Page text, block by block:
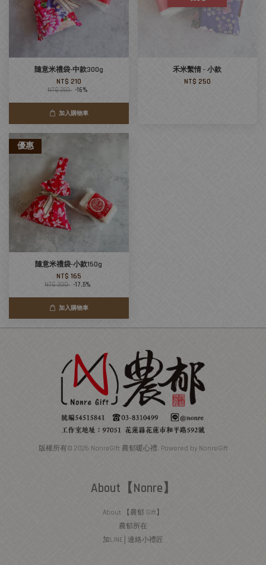
隨意米禮袋-中款300g
NT$ 210
NT$ 250 -16%
加入購物車
禾米繫情 - 小款
NT$ 250
優惠
隨意米禮袋-小款150g
NT$ 165
NT$ 200 -17.5%
加入購物車
版權所有© 2026 NonreGift 農郁暖心禮. Powered by NonreGift
About【Nonre】
About 【農郁 Gift】
農郁所在
加LINE│連絡小禮匠